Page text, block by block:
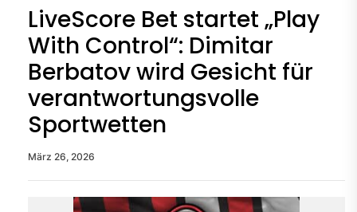
LiveScore Bet startet „Play
With Control“: Dimitar
Berbatov wird Gesicht für
verantwortungsvolle
Sportwetten
März 26, 2026